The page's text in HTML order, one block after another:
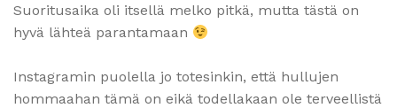
Suoritusaika oli itsellä melko pitkä, mutta tästä on
hyvä lähteä parantamaan
Instagramin puolella jo totesinkin, että hullujen
hommaahan tämä on eikä todellakaan ole terveellistä